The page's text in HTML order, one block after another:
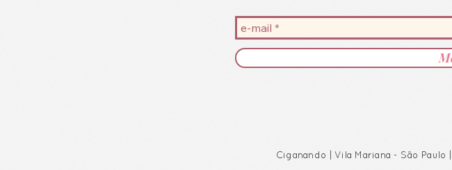
Ciganando | Vila Mariana - São Paulo